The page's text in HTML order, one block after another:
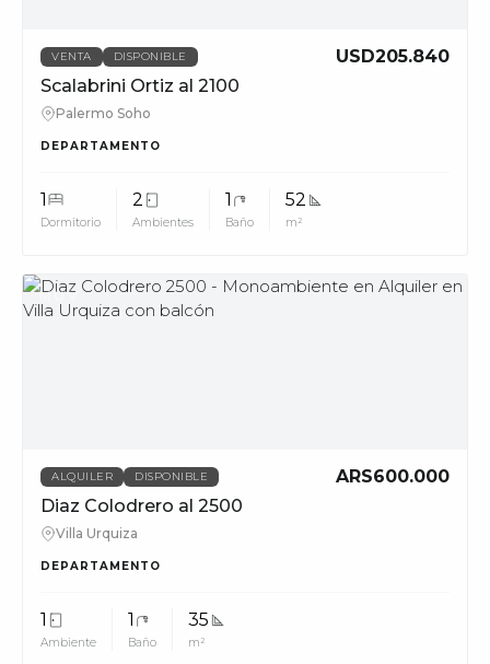
VENTA DISPONIBLE
USD205.840
Scalabrini Ortiz al 2100
Palermo Soho
DEPARTAMENTO
1
Dormitorio
2
Ambientes
1
Baño
52
m²
MUV
ALQUILER DISPONIBLE
ARS600.000
Diaz Colodrero al 2500
Villa Urquiza
DEPARTAMENTO
1
Ambiente
1
Baño
35
m²